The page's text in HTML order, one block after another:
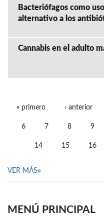
Bacteriófagos como uso
alternativo a los
Cannabis en el adulto
« primero ‹ anterior
6 7 8 9
14 15 16
VER MÁS
MENÚ PRINCIPAL